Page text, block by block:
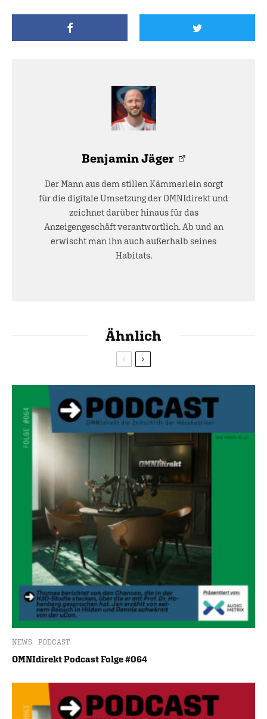
Benjamin Jäger
Der Mann aus dem stillen Kämmerlein sorgt
für die digitale Umsetzung der OMNIdirekt und
zeichnet darüber hinaus für das
Anzeigengeschäft verantwortlich. Ab und an
erwischt man ihn auch außerhalb seines
Habitats.
Ähnlich
NEWS PODCAST
OMNIdirekt Podcast Folge #064